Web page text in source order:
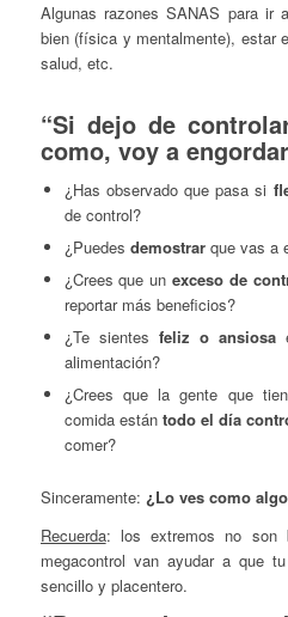
Algunas razones SANAS para ir
bien (física y mentalmente), estar
salud, etc.
“Si dejo de
como, voy a
¿Has observado que pasa si
de control?
¿Puedes demostrarque vas a
¿Crees que un exceso de
reportar más beneficios?
¿Te sientes feliz o ansiosa
alimentación?
¿Crees que la gente que
comida están todo el día
comer?
Sinceramente: ¿Lo ves como
Recuerda: los extremos no son
megacontrol van ayudar a que
sencillo y placentero.